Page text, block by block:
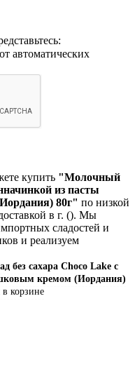
автоматических
купить "Молочный
из пасты
80г" по низкой
в г. (). Мы
сладостей и
и реализуем
без сахара Choco Lake с
кремом (Иордания)
корзине